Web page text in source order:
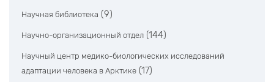
Научная библиотека (9)
Научно-организационный отдел (144)
Научный центр медико-биологических исследований
адаптации человека в Арктике (17)